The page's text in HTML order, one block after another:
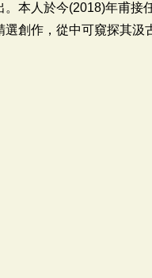
本人於今(2018)年甫接
創作，從中可窺探其